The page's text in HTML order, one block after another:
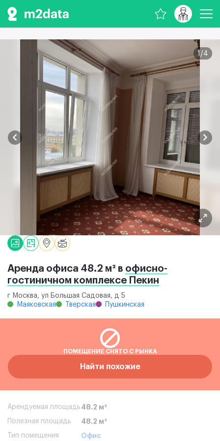
1 /4
Аренда офиса 48.2 м² в офисно-
гостиничном комплексе Пекин
г Москва, ул Большая Садовая, д 5
Маяковская
Тверская Пушкинская
ПОМЕЩЕНИЕ СНЯТО С РЫНКА
Найти похожие
Арендуемая площадь 48.2 м²
Полезная площадь 48.2 м²
Тип помещения Офис